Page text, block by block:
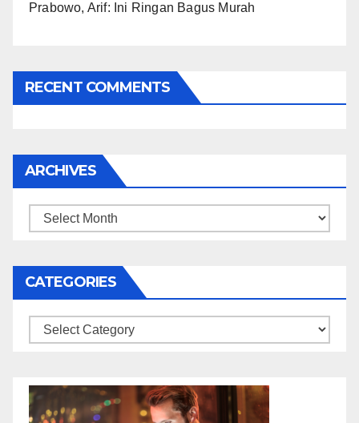
Prabowo, Arif: Ini Ringan Bagus Murah
RECENT COMMENTS
ARCHIVES
Archives
CATEGORIES
Categories